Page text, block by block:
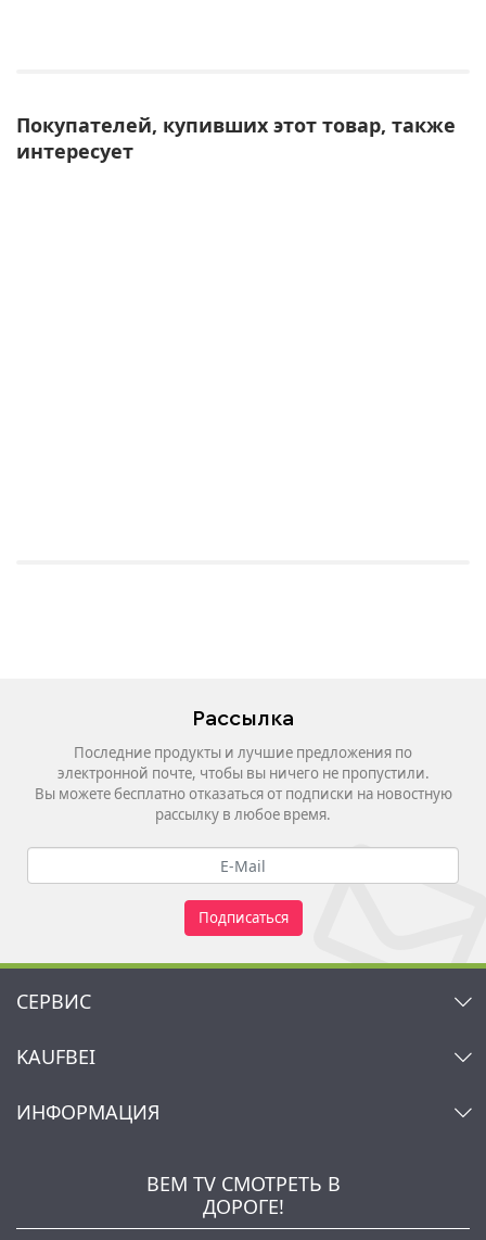
Покупателей, купивших этот товар, также
интересует
Рассылка
Последние продукты и лучшие предложения по
электронной почте, чтобы вы ничего не пропустили.
Вы можете бесплатно отказаться от подписки на новостную
рассылку в любое время.
Подписаться
СЕРВИС
Корзина
Мой список желаний
KAUFBEI
Ритейлеры и Производители
Партнерская программа
ИНФОРМАЦИЯ
Политика конфиденциальности
Оплата и Доставка
BEM TV СМОТРЕТЬ В
ДОРОГЕ!